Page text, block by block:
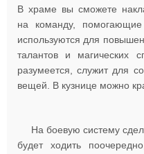
В храме вы сможете
на команду,
используются для
талантов и магических
разумеется, служит для
вещей. В кузнице можно
На боевую систему
будет ходить